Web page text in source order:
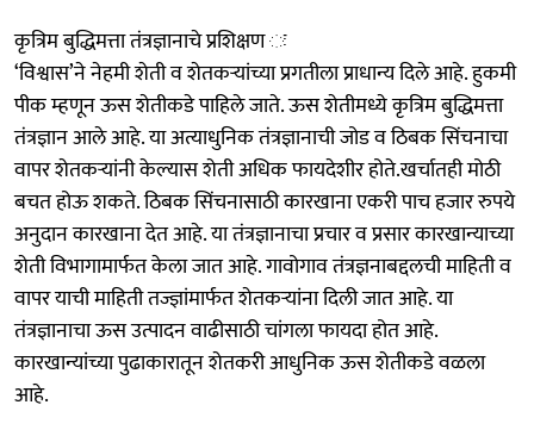
कृत्रिम बुद्धिमत्ता तंत्रज्ञानाचे प्रशिक्षण ः
‘विश्वास’ने नेहमी शेती व शेतकऱ्यांच्या प्रगतीला प्राधान्य दिले आहे. हुकमी
पीक म्हणून ऊस शेतीकडे पाहिले जाते. ऊस शेतीमध्ये कृत्रिम बुद्धिमत्ता
तंत्रज्ञान आले आहे. या अत्याधुनिक तंत्रज्ञानाची जोड व ठिबक सिंचनाचा
वापर शेतकऱ्यांनी केल्यास शेती अधिक फायदेशीर होते.खर्चातही मोठी
बचत होऊ शकते. ठिबक सिंचनासाठी कारखाना एकरी पाच हजार रुपये
अनुदान कारखाना देत आहे. या तंत्रज्ञानाचा प्रचार व प्रसार कारखान्याच्या
शेती विभागामार्फत केला जात आहे. गावोगाव तंत्रज्ञनाबद्दलची माहिती व
वापर याची माहिती तज्ज्ञांमार्फत शेतकऱ्यांना दिली जात आहे. या
तंत्रज्ञानाचा ऊस उत्पादन वाढीसाठी चांगला फायदा होत आहे.
कारखान्यांच्या पुढाकारातून शेतकरी आधुनिक ऊस शेतीकडे वळला
आहे.